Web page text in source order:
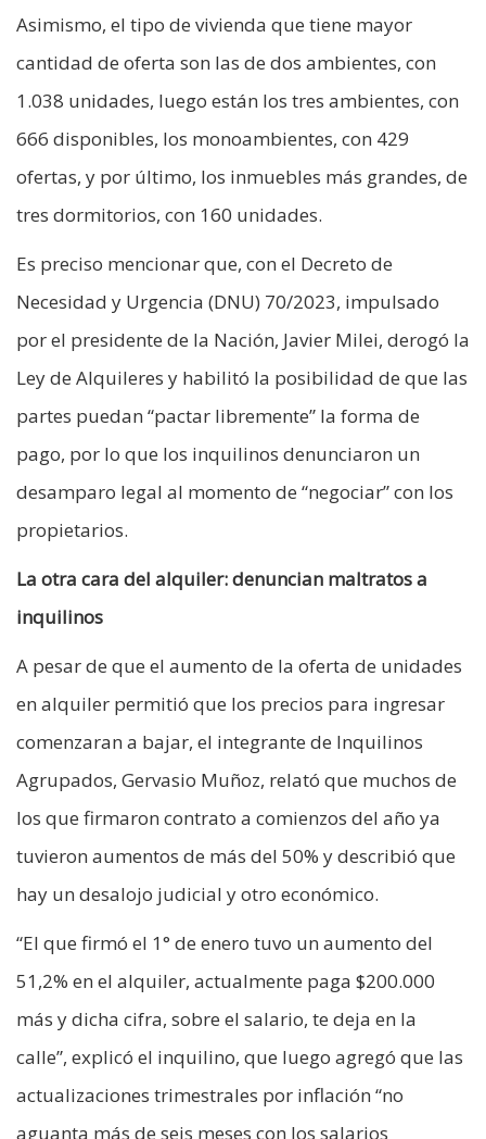
Asimismo, el tipo de vivienda que tiene mayor
cantidad de oferta son las de dos ambientes, con
1.038 unidades, luego están los tres ambientes, con
666 disponibles, los monoambientes, con 429
ofertas, y por último, los inmuebles más grandes, de
tres dormitorios, con 160 unidades.
Es preciso mencionar que, con el Decreto de
Necesidad y Urgencia (DNU) 70/2023, impulsado
por el presidente de la Nación, Javier Milei, derogó la
Ley de Alquileres y habilitó la posibilidad de que las
partes puedan “pactar libremente” la forma de
pago, por lo que los inquilinos denunciaron un
desamparo legal al momento de “negociar” con los
propietarios.
La otra cara del alquiler: denuncian maltratos a
inquilinos
A pesar de que el aumento de la oferta de unidades
en alquiler permitió que los precios para ingresar
comenzaran a bajar, el integrante de Inquilinos
Agrupados, Gervasio Muñoz, relató que muchos de
los que firmaron contrato a comienzos del año ya
tuvieron aumentos de más del 50% y describió que
hay un desalojo judicial y otro económico.
“El que firmó el 1° de enero tuvo un aumento del
51,2% en el alquiler, actualmente paga $200.000
más y dicha cifra, sobre el salario, te deja en la
calle”, explicó el inquilino, que luego agregó que las
actualizaciones trimestrales por inflación “no
aguanta más de seis meses con los salarios